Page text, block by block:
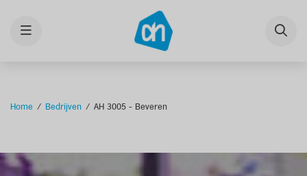
Menu
Home Bedrijven AH 3005 - Beveren